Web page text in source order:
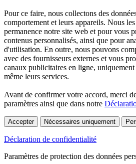
Pour ce faire, nous collectons des
comportement et leurs appareils. Nous
permanence notre site web et pour vous
contenus personnalisés, ainsi que pour
d'utilisation. En outre, nous pouvons
avec des fournisseurs externes et vous
canaux publicitaires en ligne,
même leurs services.
Avant de confirmer votre accord, merci
paramètres ainsi que dans notre
Accepter Nécessaires uniquement
Déclaration de confidentialité
Paramètres de protection des données